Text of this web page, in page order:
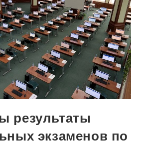
результаты
экзаменов по